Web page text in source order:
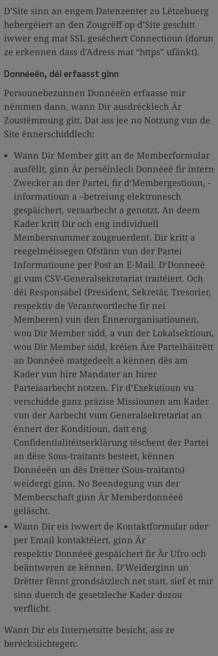
media
links
D’Site sinn an engem Datenzenter zu Lëtzebuerg
hebergéiert an den Zougrëff op d’Site geschitt
iwwer eng mat SSL geséchert Connectioun (dorun
ze erkennen dass d’Adress mat “https” ufänkt).
Donnéeën, déi erfaasst ginn
Persounebezunnen Donnéeën erfaasse mir
nëmmen dann, wann Dir ausdrécklech Är
Zoustëmmung gitt. Dat ass jee no Notzung vun de
Site ënnerschiddlech:
Wann Dir Member gitt an de Memberformular
ausfëllt, ginn Är perséinlech Donnéeë fir intern
Zwecker an der Partei, fir d‘Membergestioun, -
informatioun a –betreiung elektronesch
gespäichert, veraarbecht a genotzt. An deem
Kader kritt Dir och eng individuell
Membersnummer zougeuerdent. Dir kritt a
reegelméissegen Ofstänn vun der Partei
Informatioune per Post an E-Mail. D‘Donneeë
gi vum CSV-Generalsekretariat traitéiert. Och
déi Responsabel (President, Sekretär, Tresorier,
respektiv de Verantwortleche fir nei
Memberen) vun den Ënnerorganisatiounen,
wou Dir Member sidd, a vun der Lokalsektioun,
wou Dir Member sidd, kréien Äre Parteibäitrëtt
an Donnéeë matgedeelt a kënnen dës am
Kader vun hire Mandater an hirer
Parteiaarbecht notzen. Fir d’Exekutioun vu
verschidde ganz präzise Missiounen am Kader
vun der Aarbecht vum Generalsekretariat an
ënnert der Konditioun, datt eng
Confidentialitéitserklärung tëschent der Partei
an dëse Sous-traitants besteet, kënnen
Donnéeën un dës Drëtter (Sous-traitants)
weidergi ginn. No Beendegung vun der
Memberschaft ginn Är Memberdonnéeë
geläscht.
Wann Dir eis iwwert de Kontaktformular oder
per Email kontaktéiert, ginn Är
respektiv Donnéeë gespäichert fir Är Ufro och
beäntweren ze kënnen. D’Weiderginn un
Drëtter fënnt grondsätzlech net statt, sief et mir
sinn duerch de gesetzleche Kader dozou
verflicht.
Wann Dir eis Internetsitte besicht, ass ze
berécksiichtegen: